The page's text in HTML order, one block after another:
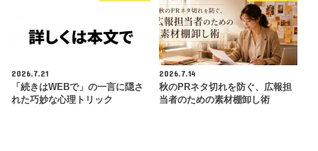
2026.7.21
「続きはWEBで」の一言に隠さ
れた巧妙な心理トリック
2026.7.14
秋のPRネタ切れを防ぐ、広報担
当者のための素材棚卸し術